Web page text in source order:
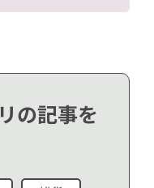
の記事を